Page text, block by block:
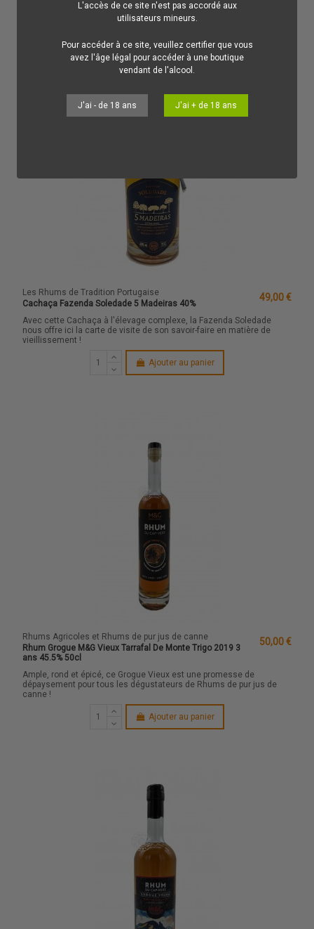
L'accès de ce site n'est pas accordé aux
utilisateurs mineurs.
Pour accéder à ce site, veuillez certifier que vous
avez l'âge légal pour accéder à une boutique
vendant de l'alcool.
J'ai - de 18 ans J'ai + de 18 ans
Ajouter au panier
Les Rhums de Tradition Portugaise
Cachaça Fazenda Soledade 5 Madeiras 40%
49,00 €
Avec cette Cachaça à l'élevage complexe, la Fazenda Soledade
nous offre ici la carte de visite de son savoir-faire en matière de
vieillissement !
Ajouter au panier
Rhums Agricoles et Rhums de pur jus de canne
Rhum Grogue M&G Vieux Tarrafal De Monte Trigo 2019 3
ans 45.5% 50cl
50,00 €
Ample, rond et épicé, ce Grogue Vieux est une promesse de
dépaysement pour tous les dégustateurs de Rhums de pur jus de
canne !
Ajouter au panier